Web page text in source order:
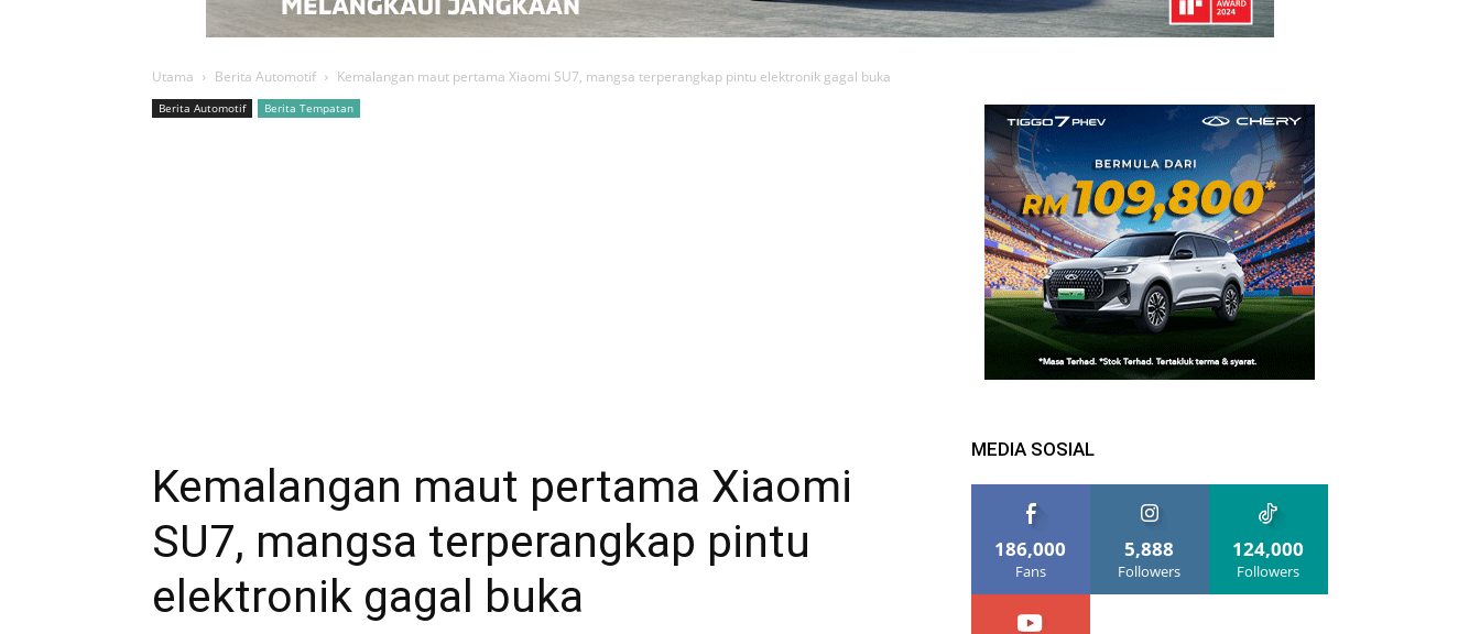
Utama Berita Automotif Kemalangan maut pertama Xiaomi SU7, mangsa terperangkap pintu elektronik gagal buka
Berita Automotif Berita Tempatan
Kemalangan maut pertama Xiaomi
SU7, mangsa terperangkap pintu
elektronik gagal buka
MEDIA SOSIAL
186,000
Fans
5,888
Followers
124,000
Followers